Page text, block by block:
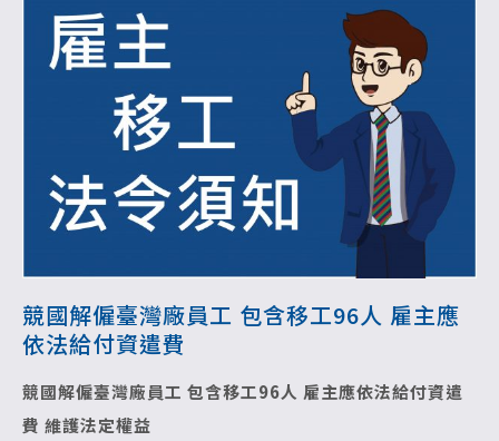
競國解僱臺灣廠員工 包含移工96人 雇主應
依法給付資遣費
競國解僱臺灣廠員工 包含移工96人 雇主應依法給付資遣
費 維護法定權益